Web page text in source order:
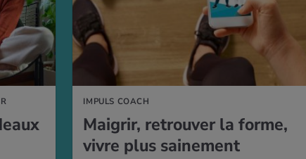
IMPULS COACH
Mai­grir, retrou­ver la forme,
vivre plus sai­ne­ment
EN SAVOIR PLUS